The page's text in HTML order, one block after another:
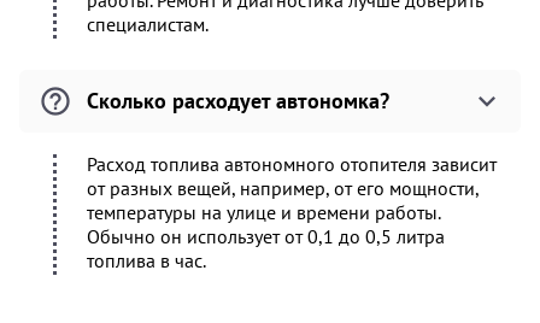
специалистам.
Сколько расходует автономка?
Расход топлива автономного отопителя зависит
от разных вещей, например, от его мощности,
температуры на улице и времени работы.
Обычно он использует от 0,1 до 0,5 литра
топлива в час.